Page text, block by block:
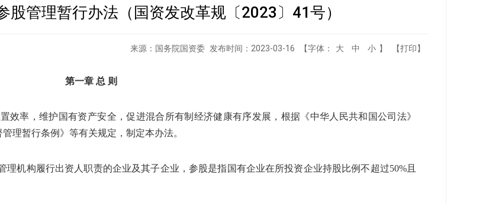
股管理暂行办法（国资发改革规〔2023〕41号）
来源： 国务院国资委 发布时间： 2023-03-16 【字体： 大 中 小 】 【打印】
第一章 总 则
效率，维护国有资产安全，促进混合所有制经济健康有序发展，根据《中华人民共和国公司法》
理暂行条例》等有关规定，制定本办法。
理机构履行出资人职责的企业及其子企业，参股是指国有企业在所投资企业持股比例不超过50%且